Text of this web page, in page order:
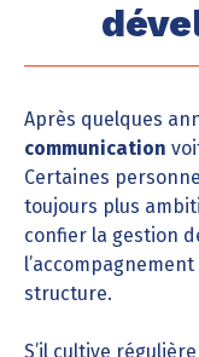
Après quelques
communication
Certaines
toujours plus
confier la gestion
structure.
S’il cultive